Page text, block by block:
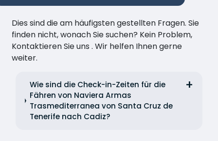
Dies sind die am häufigsten gestellten Fragen. Sie
finden nicht, wonach Sie suchen? Kein Problem,
Kontaktieren Sie uns . Wir helfen Ihnen gerne
weiter.
Wie sind die Check-in-Zeiten für die
Fähren von Naviera Armas
Trasmediterranea von Santa Cruz de
Tenerife nach Cadiz?